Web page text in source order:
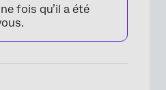
fois qu’il a été